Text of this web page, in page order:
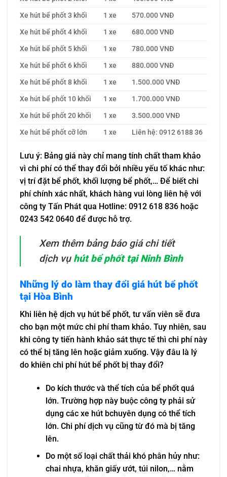
Xe hút bể phốt 3 khối
1 xe
570.000 VNĐ
Xe hút bể phốt 4 khối
1 xe
680.000 VNĐ
Xe hút bể phốt 5 khối
1 xe
780.000 VNĐ
Xe hút bể phốt 6 khối
1 xe
880.000 VNĐ
Xe hút bể phốt 8 khối
1 xe
1.500.000 VNĐ
Xe hút bể phốt 10 khối
1 xe
1.700.000 VNĐ
Xe hút bể phốt 20 khối
1 xe
3.500.000 VNĐ
Xe hút bể phốt cỡ lớn
1 xe Liên hệ: 0912 6188 36
Lưu ý: Bảng giá này chỉ mang tính chất tham khảo
vì chi phí có thể thay đổi bởi nhiều yếu tố khác như:
vị trí đặt bể phốt, khối lượng bể phốt,… Để biết chi
phí chính xác nhất, khách hàng vui lòng liên hệ với
công ty Tấn Phát qua Hotline: 0912 618 836 hoặc
0243 542 0640 để được hỗ trợ.
Xem thêm bảng báo giá chi tiết
dịch vụ hút bể phốt tại Ninh Bình
Những lý do làm thay đổi giá hút bể phốt
tại Hòa Bình
Khi liên hệ dịch vụ hút bể phốt, tư vấn viên sẽ đưa
cho bạn một mức chi phí tham khảo. Tuy nhiên, sau
khi công ty tiến hành khảo sát thực tế thì chi phí này
có thể bị tăng lên hoặc giảm xuống. Vậy đâu là lý
do khiên chi phí hút bể phốt bị thay đổi?
Do kích thước và thể tích của bể phốt quá
lớn. Trường hợp này buộc công ty phải sử
dụng các xe hút bchuyên dụng có thể tích
lớn. Chi phí dịch vụ cũng từ đó mà bị tăng
lên.
Do một số loại chất thải khó phân hủy như:
chai nhựa, khăn giấy ướt, túi nilon,… nằm